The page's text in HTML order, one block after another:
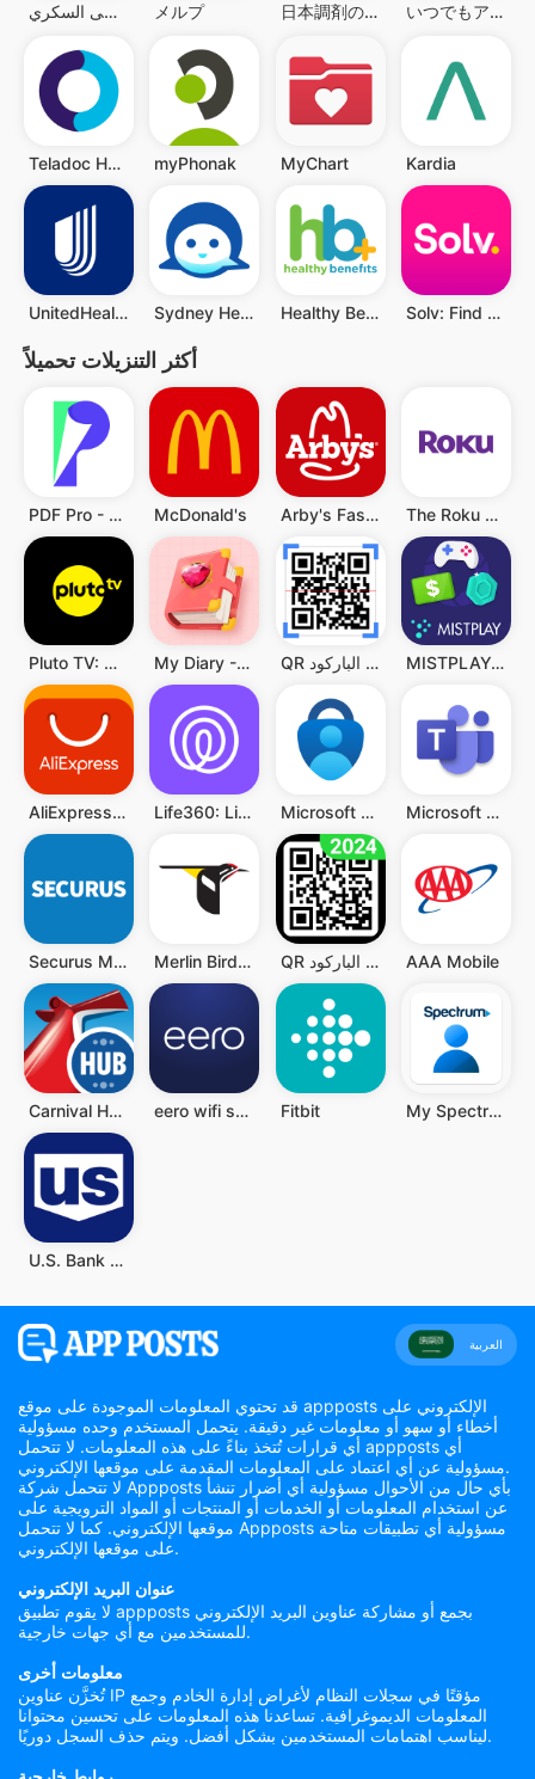
سكرك بإيدك - رعاية مرضى السكري メルプ 日本調剤のお薬手帳プラス-処方箋送信・お薬情報をアプリで管理 いつでもアイン薬局
Teladoc Health myPhonak MyChart Kardia
UnitedHealthcare Sydney Health Healthy Benefits+ Solv: Find Quality Doctor Care
أكثر التنزيلات تحميلاً
PDF Pro - Reader & Maker McDonald's Arby's Fast Food Sandwiches The Roku App (Official)
Pluto TV: Watch Free Movies/TV My Diary - Diary With Lock QR قارئ رمز & قارئ الباركود MISTPLAY: Play to Earn Money
AliExpress:تسوق عبر الإنترنت Life360: Live Location Sharing Microsoft Authenticator Microsoft Teams
Securus Mobile Merlin Bird ID by Cornell Lab QR قارئ رمز - قارئ الباركود QR AAA Mobile
Carnival HUB eero wifi system Fitbit My Spectrum
U.S. Bank Mobile Banking
العربية
قد تحتوي المعلومات الموجودة على موقع appposts الإلكتروني على
أخطاء أو سهو أو معلومات غير دقيقة. يتحمل المستخدم وحده مسؤولية
أي قرارات تُتخذ بناءً على هذه المعلومات. لا تتحمل appposts أي
مسؤولية عن أي اعتماد على المعلومات المقدمة على موقعها الإلكتروني.
لا تتحمل شركة Appposts بأي حال من الأحوال مسؤولية أي أضرار تنشأ
عن استخدام المعلومات أو الخدمات أو المنتجات أو المواد الترويجية على
موقعها الإلكتروني. كما لا تتحمل Appposts مسؤولية أي تطبيقات متاحة
على موقعها الإلكتروني.
عنوان البريد الإلكتروني
لا يقوم تطبيق appposts بجمع أو مشاركة عناوين البريد الإلكتروني
للمستخدمين مع أي جهات خارجية.
معلومات أخرى
تُخزَّن عناوين IP مؤقتًا في سجلات النظام لأغراض إدارة الخادم وجمع
المعلومات الديموغرافية. تساعدنا هذه المعلومات على تحسين محتوانا
ليناسب اهتمامات المستخدمين بشكل أفضل. ويتم حذف السجل دوريًا.